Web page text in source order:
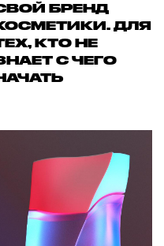
БРЕНД
ДЛЯ
КТО НЕ
С ЧЕГО